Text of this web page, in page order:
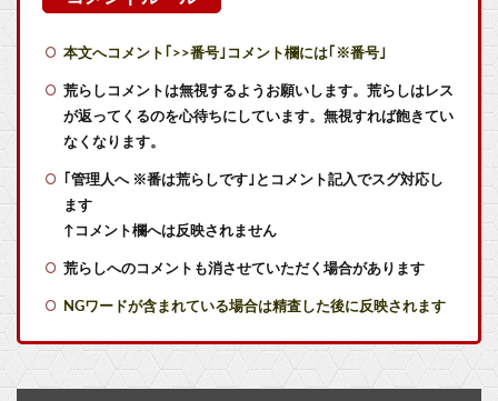
【艦これ】デイス 他
【艦これ】オオヤマトウサギ 他
【艦これ】けーかいじん 他
【艦これ】水着川内さん 他
【艦これ】そもそも深海ってなんか悪いことしたの
『ゼノブレイド ディフィニティブエディション Nintendo Switch 2 Edition』3,713 本
本文へコメント｢>>番号｣コメント欄には｢※番号｣
荒らしコメントは無視するようお願いします。荒らしはレス
が返ってくるのを心待ちにしています。無視すれば飽きてい
なくなります。
｢管理人へ ※番は荒らしです｣とコメント記入でスグ対応し
ます
↑コメント欄へは反映されません
荒らしへのコメントも消させていただく場合があります
NGワードが含まれている場合は精査した後に反映されます